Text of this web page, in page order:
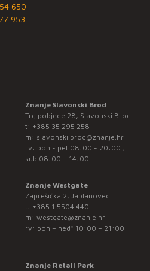
650
953
Znanje Slavonski Brod
Trg pobjede 28, Slavonski Brod
t: +385 35 295 258
m: slavonski.brod@znanje.hr
rv: pon - pet 08:00 - 20:00 ;
sub 08:00 – 14:00
Znanje Westgate
Zaprešićka 2, Jablanovec
t: +385 1 5504 440
m: westgate@znanje.hr
rv: pon – ned* 10:00 – 21:00
Znanje Retail Park